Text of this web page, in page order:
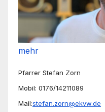
mehr
Pfarrer Stefan Zorn
Mobil: 0176/14211089
Mail:stefan.zorn@ekvw.de